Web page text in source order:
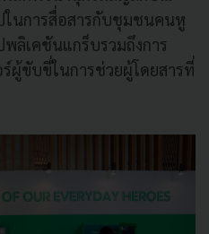
ในการสื่อสารกับชุมชนคนหู
ลิเคชันแกร็บรวมถึงการ
ผู้ขับขี่ในการช่วยผู้โดยสารที่